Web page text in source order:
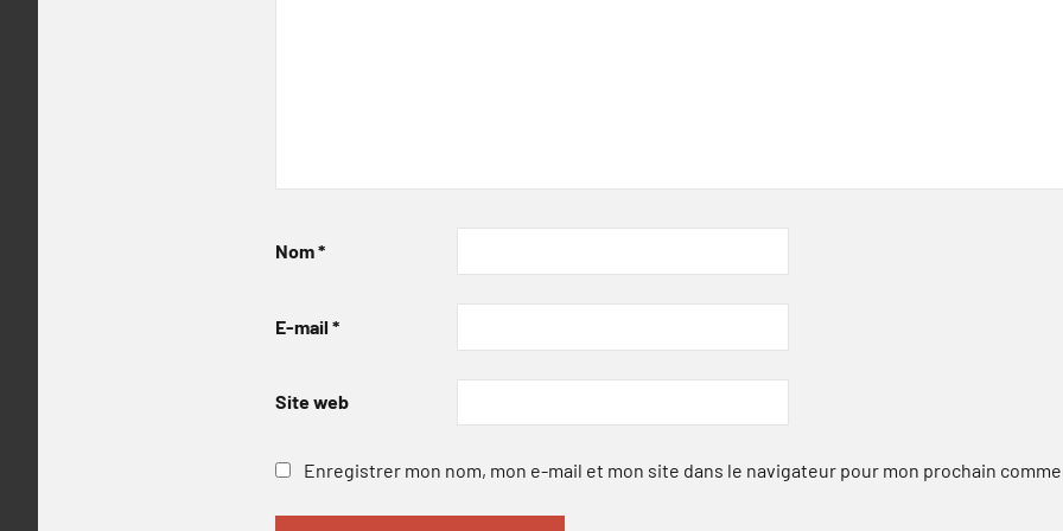
Nom*
E-mail *
Site web
Enregistrer mon nom, mon e-mail et mon site dans le navigateur pour mon prochain